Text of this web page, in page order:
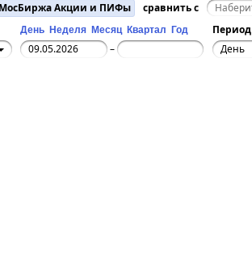
МосБиржа Акции и ПИФы
сравнить с
День Неделя Месяц Квартал Год Период
– День